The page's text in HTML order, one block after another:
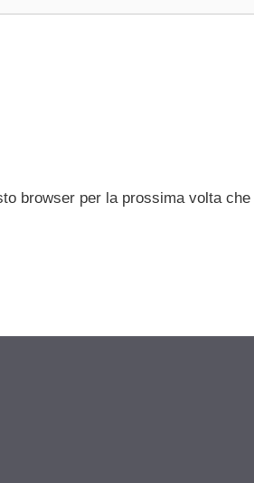
browser per la prossima volta che